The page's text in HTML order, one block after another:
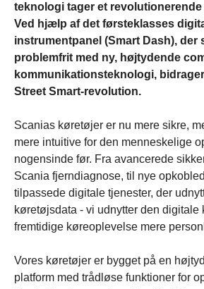
teknologi tager et
Ved hjælp af det førsteklasses
instrumentpanel (Smart Dash), der
problemfrit med ny, højtydende
kommunikationsteknologi,
Street Smart-revolution.
Scanias køretøjer er nu mere sikre,
mere intuitive for den menneskelige
nogensinde før. Fra avancerede
Scania fjerndiagnose, til nye
tilpassede digitale tjenester, der
køretøjsdata - vi udnytter den digitale
fremtidige køreoplevelse mere
Vores køretøjer er bygget på en
platform med trådløse funktioner for